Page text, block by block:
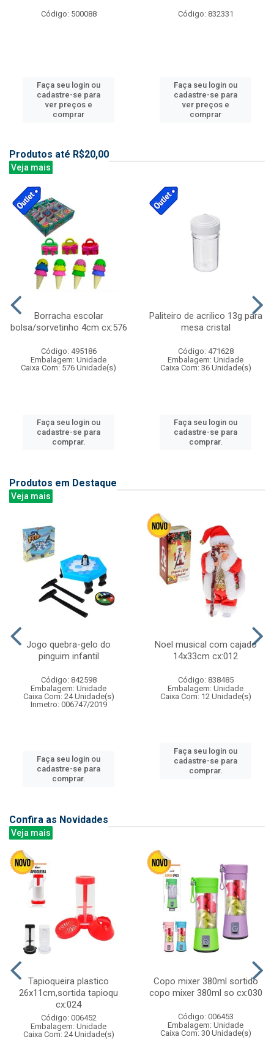
Código: 500088
Faça seu login ou
cadastre-se para
ver preços e
comprar
Código: 832331
Faça seu login ou
cadastre-se para
ver preços e
comprar
Produtos até R$20,00
Veja mais
Borracha escolar
bolsa/sorvetinho 4cm cx:576
Código: 495186
Embalagem: Unidade
Caixa Com: 576 Unidade(s)
Faça seu login ou
cadastre-se para
comprar.
Paliteiro de acrilico 13g para
mesa cristal
Código: 471628
Embalagem: Unidade
Caixa Com: 36 Unidade(s)
Faça seu login ou
cadastre-se para
comprar.
Produtos em Destaque
Veja mais
Jogo quebra-gelo do
pinguim infantil
Código: 842598
Embalagem: Unidade
Caixa Com: 24 Unidade(s)
Inmetro: 006747/2019
Faça seu login ou
cadastre-se para
comprar.
Noel musical com cajado
14x33cm cx:012
Código: 838485
Embalagem: Unidade
Caixa Com: 12 Unidade(s)
Faça seu login ou
cadastre-se para
comprar.
Confira as Novidades
Veja mais
Tapioqueira plastico
26x11cm,sortida tapioqu
cx:024
Código: 006452
Embalagem: Unidade
Caixa Com: 24 Unidade(s)
Copo mixer 380ml sortido
copo mixer 380ml so cx:030
Código: 006453
Embalagem: Unidade
Caixa Com: 30 Unidade(s)